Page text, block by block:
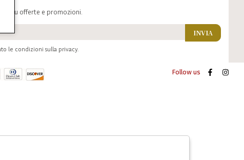
su offerte e promozioni.
le condizioni sulla privacy.
INVIA
Follow us